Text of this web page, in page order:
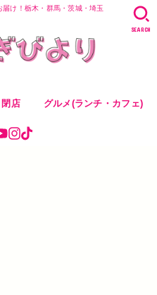
け！栃木・群馬・茨城・埼玉
閉店 グルメ(ランチ・カフェ)
SEARCH